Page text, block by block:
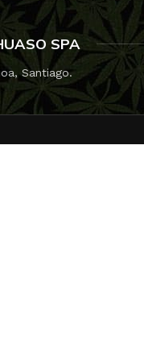
WORLD OF SEEDS
SPA
Santiago.